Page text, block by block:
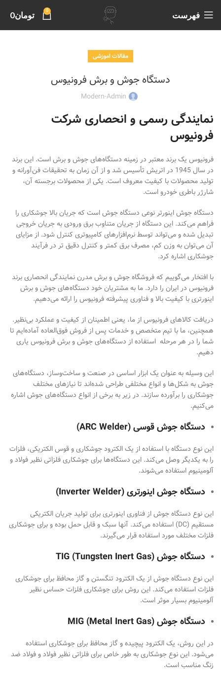
فهرست 0 تومان0
مقالات اموزشی
دستگاه جوش و برش فرونیوس
Modern-Admin
نمایندگی رسمی و انحصاری شرکت
فرونیوس
فرونیوس یک برند معتبر در زمینه دستگاه‌های جوش و برش است. این برند
در سال 1945 در اتریش تأسیس شد و از آن زمان به تحقیقات فن‌آورانه و
تولید محصولات با کیفیت معروف است. یکی از محصولات برجسته آن،
شارژر باطری خودرو است.
دستگاه جوش اینورتر نوعی دستگاه جوش است که جریان بالا جوشکاری را
فراهم می‌کند. این دستگاه از جریان متناوب برق ورودی به جریان خروجی
تبدیل شده و می‌تواند توسط نرم‌افزارهای کامپیوتری کنترل شود. از مزایای
آن می‌توان به وزن کم، مصرف برق کمتر و کنترل دقیق تر در فرآیند
جوشکاری اشاره کرد.
با افتخار می‌گوییم که فروشگاه جوش و برش مدرن نمایندگی انحصاری برند
فرونیوس در ایران را دارد. ما به مشتریان خود دستگاه‌های جوش و برش
اینورتری با کیفیت بالا و فناوری پیشرفته فرونیوس را ارائه می‌دهیم.
دریافت کالاهای فرونیوس از ما، یعنی اطمینان از کیفیت و عملکرد بی‌نظیر.
همچنین، ما با تیم متخصص و خدمات پس از فروش فوق‌العاده‌ آماده‌ایم تا
شما را در هر مرحله‌ استفاده از دستگاه‌های جوش و برش فرونیوس یاری
دهیم.
این وسیله به عنوان یک ابزار اساسی در صنعت و ساخت‌و‌ساز، دستگاه‌های
جوش به شکل‌ها و انواع مختلفی طراحی شده‌اند تا نیازهای مختلف
جوشکاری را برآورده سازند. در زیر به برخی از انواع دستگاه‌های جوش اشاره
می‌کنیم.
دستگاه جوش قوسی (ARC Welder
)
این نوع دستگاه با استفاده از یک الکترود جوشکاری و قوس الکتریکی، فلزات
را به یکدیگر وصل می‌کند. این دستگاه‌ها برای جوشکاری فلزاتی نظیر فولاد و
آلومینیوم استفاده می‌شوند.
دستگاه جوش اینورتری (Inverter Welder
)
این نوع دستگاه جوش از فناوری اینورتری برای تولید جریان الکتریکی
مستقیم (DC) استفاده می‌کند. آنها سبک و قابل حمل بوده و برای جوشکاری
فلزات مختلف مورد استفاده قرار می‌گیرند.
دستگاه جوش TIG (Tungsten Inert Gas)
این نوع دستگاه جوش از یک الکترود تنگستن و گاز محافظ برای جوشکاری
فلزات استفاده می‌کند. این روش برای جوشکاری فلزات حساس نظیر
آلومینیوم بسیار موثر است.
دستگاه جوش MIG (Metal Inert Gas)
در این روش، یک الکترود پیچیده و گاز محافظ برای جوشکاری استفاده
می‌شود. این نوع جوشکاری به طور خاص برای فلزاتی نظیر فولاد و فولاد ضد
زنگ مناسب است.